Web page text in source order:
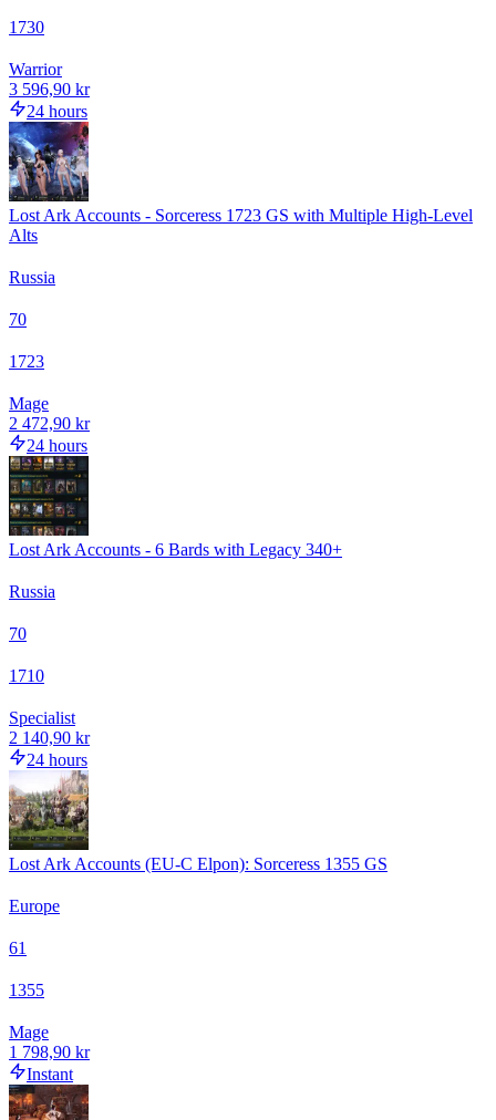
1730
Warrior
3 596,90 kr
24 hours
Lost Ark Accounts - Sorceress 1723 GS with Multiple High-Level
Alts
Russia
70
1723
Mage
2 472,90 kr
24 hours
Lost Ark Accounts - 6 Bards with Legacy 340+
Russia
70
1710
Specialist
2 140,90 kr
24 hours
Lost Ark Accounts (EU-C Elpon): Sorceress 1355 GS
Europe
61
1355
Mage
1 798,90 kr
Instant